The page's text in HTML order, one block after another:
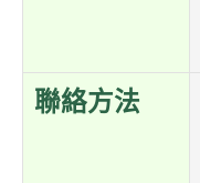
聯絡方法